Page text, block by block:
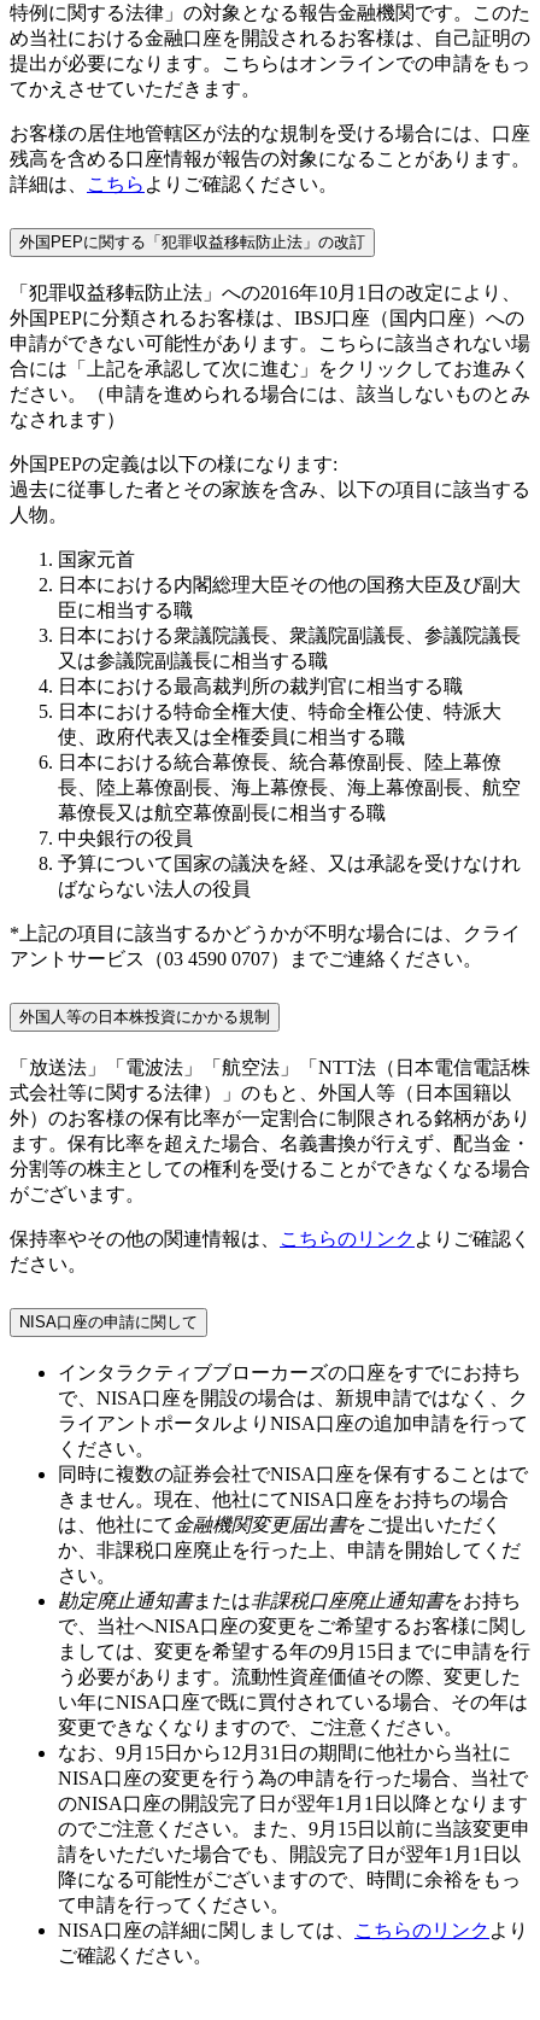
特例に関する法律」の対象となる報告金融機関です。このた
め当社における金融口座を開設されるお客様は、自己証明の
提出が必要になります。こちらはオンラインでの申請をもっ
てかえさせていただきます。
お客様の居住地管轄区が法的な規制を受ける場合には、口座
残高を含める口座情報が報告の対象になることがあります。
詳細は、
こちら よりご確認ください。
外国PEPに関する「犯罪収益移転防止法」の改訂
「犯罪収益移転防止法」への2016年10月1日の改定により、
外国PEPに分類されるお客様は、IBSJ口座（国内口座）への
申請ができない可能性があります。こちらに該当されない場
合には「上記を承認して次に進む」をクリックしてお進みく
ださい。（申請を進められる場合には、該当しないものとみ
なされます）
外国PEPの定義は以下の様になります:
過去に従事した者とその家族を含み、以下の項目に該当する
人物。
国家元首
日本における内閣総理大臣その他の国務大臣及び副大
臣に相当する職
日本における衆議院議長、衆議院副議長、参議院議長
又は参議院副議長に相当する職
日本における最高裁判所の裁判官に相当する職
日本における特命全権大使、特命全権公使、特派大
使、政府代表又は全権委員に相当する職
日本における統合幕僚長、統合幕僚副長、陸上幕僚
長、陸上幕僚副長、海上幕僚長、海上幕僚副長、航空
幕僚長又は航空幕僚副長に相当する職
中央銀行の役員
予算について国家の議決を経、又は承認を受けなけれ
ばならない法人の役員
*上記の項目に該当するかどうかが不明な場合には、クライ
アントサービス（03 4590 0707）までご連絡ください。
外国人等の日本株投資にかかる規制
「放送法」「電波法」「航空法」「NTT法（日本電信電話株
式会社等に関する法律）」のもと、外国人等（日本国籍以
外）のお客様の保有比率が一定割合に制限される銘柄があり
ます。保有比率を超えた場合、名義書換が行えず、配当金・
分割等の株主としての権利を受けることができなくなる場合
がございます。
保持率やその他の関連情報は、 こちらのリンク よりご確認く
ださい。
NISA口座の申請に関して
インタラクティブブローカーズの口座をすでにお持ち
で、NISA口座を開設の場合は、新規申請ではなく、ク
ライアントポータルよりNISA口座の追加申請を行って
ください。
同時に複数の証券会社でNISA口座を保有することはで
きません。現在、他社にてNISA口座をお持ちの場合
は、他社にて 金融機関変更届出書をご提出いただく
か、非課税口座廃止を行った上、申請を開始してくだ
さい。
勘定廃止通知書または非課税口座廃止通知書をお持ち
で、当社へNISA口座の変更をご希望するお客様に関し
ましては、変更を希望する年の9月15日 までに申請を行
う必要があります。流動性資産価値その際、変更した
い年にNISA口座で既に買付されている場合、その年は
変更できなくなりますので、ご注意ください。
なお、 9月15日から12月31日 の期間に他社から当社に
NISA口座の変更を行う為の申請を行った場合、当社で
のNISA口座の開設完了日が翌年1月1日 以降となります
のでご注意ください。また、 9月15日以前に当該変更申
請をいただいた場合でも、開設完了日が翌年1月1日以
降になる可能性がございますので、時間に余裕をもっ
て申請を行ってください。
NISA口座の詳細に関しましては、
こちらのリンク より
ご確認ください。